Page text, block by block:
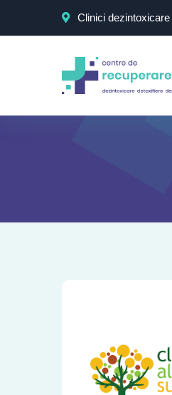
Clinici dezintoxicare